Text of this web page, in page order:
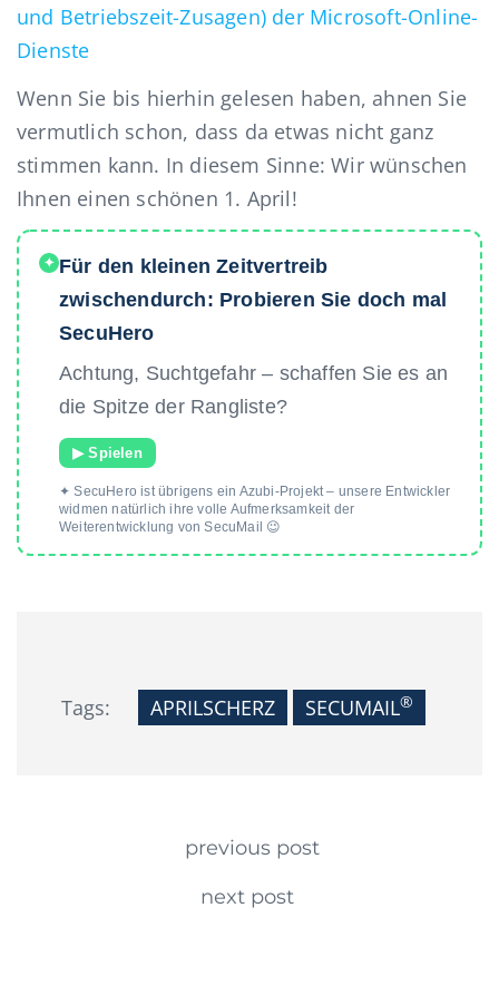
und Betriebszeit-Zusagen) der Microsoft-Online-
Dienste
Wenn Sie bis hierhin gelesen haben, ahnen Sie
vermutlich schon, dass da etwas nicht ganz
stimmen kann. In diesem Sinne: Wir wünschen
Ihnen einen schönen 1. April!
✦ Für den kleinen Zeitvertreib
zwischendurch: Probieren Sie doch mal
SecuHero
Achtung, Suchtgefahr – schaffen Sie es an
die Spitze der Rangliste?
▶ Spielen
✦ SecuHero ist übrigens ein Azubi-Projekt – unsere Entwickler
widmen natürlich ihre volle Aufmerksamkeit der
Weiterentwicklung von SecuMail 😉
Tags: APRILSCHERZ SECUMAIL®
Continue Reading
previous post
next post